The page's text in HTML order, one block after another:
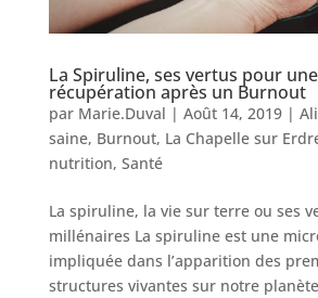
La Spiruline, ses vertus pour
récupération après un Burnout
par Marie.Duval | Août 14, 2019|
saine, Burnout, La Chapelle sur
nutrition, Santé
La spiruline, la vie sur terre ou ses
millénaires La spiruline est une
impliquée dans l’apparition des
structures vivantes sur notre